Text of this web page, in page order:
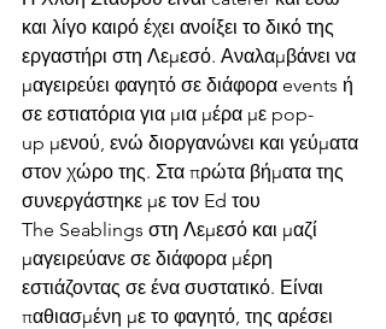
και λίγο καιρό έχει ανοίξει το δικό της
εργαστήρι στη Λεμεσό. Αναλαμβάνει να
μαγειρεύει φαγητό σε διάφορα events ή
σε εστιατόρια για μια μέρα με pop-
up μενού, ενώ διοργανώνει και γεύματα
στον χώρο της. Στα πρώτα βήματα της
συνεργάστηκε με τον Ed του
The Seablings στη Λεμεσό και μαζί
μαγειρεύανε σε διάφορα μέρη
εστιάζοντας σε ένα συστατικό. Είναι
παθιασμένη με το φαγητό, της αρέσει